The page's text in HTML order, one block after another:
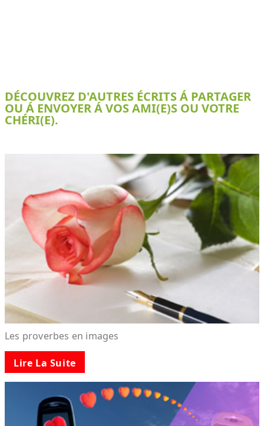
DÉCOUVREZ D'AUTRES ÉCRITS Á PARTAGER
OU Á ENVOYER Á VOS AMI(E)S OU VOTRE
CHÉRI(E).
Les proverbes en images
Lire La Suite